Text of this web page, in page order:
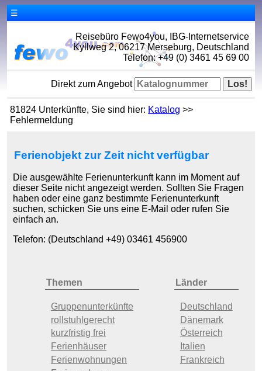
☰
Reisebüro Fewo4you, IBG-Internetservice
Kyllweg 2, 06217 Merseburg, Deutschland
Telefon: +49 (0) 3461 45 69 00
Direkt zum Angebot
81824 Unterkünfte, Sie sind hier: Katalog >>
Fehlermeldung
Ferienobjekt zur Zeit nicht verfügbar
Die ausgewählte Ferienunterkunft kann im Moment auf
dieser Seite nicht angezeigt werden. Sollten Sie Fragen
haben oder eine ganz bestimmte Ferienunterkunft
suchen, schicken Sie uns eine E-Mail oder rufen Sie
einfach an.
Telefon: (Deutschland +49) 03461 456900
Themen
Gruppenunterkünfte
rollstuhlgerecht
kurzfristig frei
Ferienhäuser
Ferienwohnungen
Länder
Deutschland
Dänemark
Österreich
Italien
Frankreich